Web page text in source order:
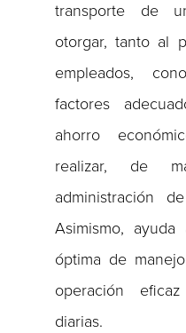
transporte de
otorgar, tanto al
empleados,
factores
ahorro
realizar, de
administración
Asimismo,
óptima de
operación
diarias.